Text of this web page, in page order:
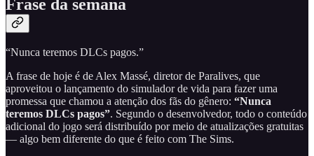
Frase da semana
“Nunca teremos DLCs pagos.”
A frase de hoje é de Alex Massé, diretor de Paralives, que
aproveitou o lançamento do simulador de vida para fazer uma
promessa que chamou a atenção dos fãs do gênero: “Nunca
teremos DLCs pagos”. Segundo o desenvolvedor, todo o conteúdo
adicional do jogo será distribuído por meio de atualizações gratuitas
— algo bem diferente do que é feito com The Sims.